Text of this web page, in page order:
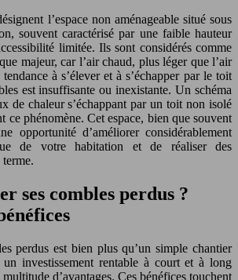
l’espace non aménageable situé sous
souvent caractérisé par une faible hauteur
limitée. Ils sont considérés comme
majeur, car l’air chaud, plus léger que l’air
à s’élever et à s’échapper par le toit
est insuffisante ou inexistante. Un schéma
de chaleur s’échappant par un toit non isolé
ce phénomène. Cet espace, bien que souvent
opportunité d’améliorer considérablement
de votre habitation et de réaliser des
ses combles perdus ?
perdus est bien plus qu’un simple chantier
investissement rentable à court et à long
d’avantages. Ces bénéfices touchent